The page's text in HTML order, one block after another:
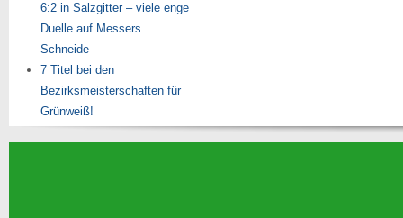
6:2 in Salzgitter – viele enge
Duelle auf Messers
Schneide
7 Titel bei den
Bezirksmeisterschaften für
Grünweiß!